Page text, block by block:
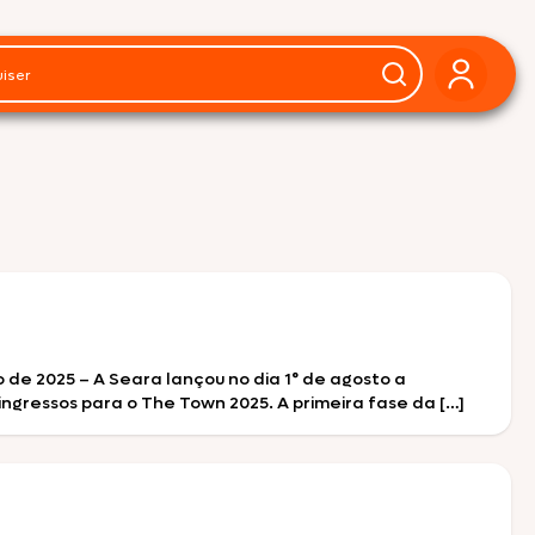
2025 – A Seara lançou no dia 1° de agosto a
para o The Town 2025. A primeira fase da […]